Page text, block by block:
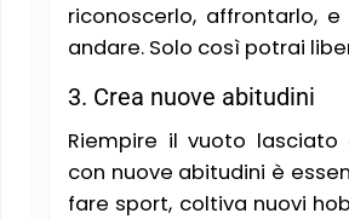
riconoscerlo, affrontarlo,
andare. Solo così potrai
3. Crea nuove abitudini
Riempire il vuoto
con nuove abitudini è
fare sport, coltiva nuovi